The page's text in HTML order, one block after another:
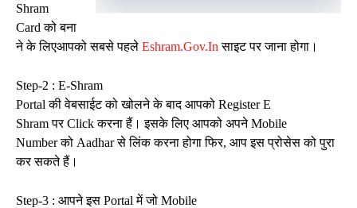
Shram
Card को बना
ने के लिएआपको सबसे पहले Eshram.gov.in साइट पर जाना होगा।
Step-2 : E-Shram
Portal की वेबसाईट को खोलने के बाद आपको Register E
Shram पर Click करना हैं। इसके लिए आपको अपने Mobile
Number को Aadhar से लिंक करना होगा फिर, आप इस प्रोसेस को पुरा
कर सकते हैं।
Step-3 : आपने इस Portal में जो Mobile